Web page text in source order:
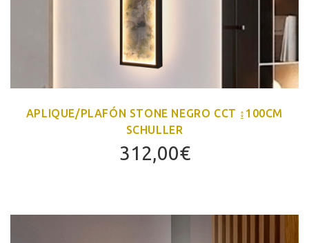
APLIQUE/PLAFÓN STONE NEGRO CCT ↨100CM
SCHULLER
312,00€